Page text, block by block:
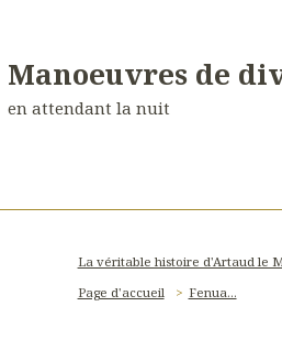
Manoeuvres de
en attendant la nuit
La véritable histoire d'Artaud le
Page d'accueil
Fenua...